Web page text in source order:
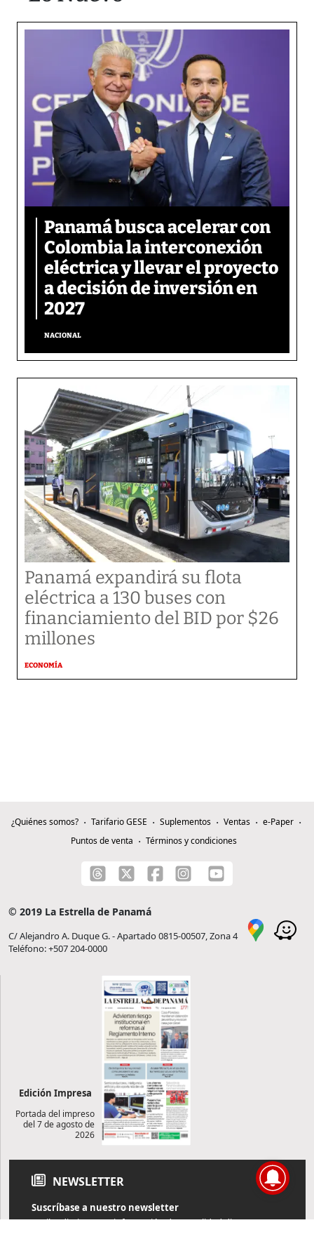
Panamá busca acelerar con
Colombia la interconexión
eléctrica y llevar el proyecto
a decisión de inversión en
2027
NACIONAL
Panamá expandirá su flota
eléctrica a 130 buses con
financiamiento del BID por $26
millones
ECONOMÍA
¿Quiénes somos? Tarifario GESE Suplementos Ventas
e-Paper
Puntos de venta
Términos y condiciones
© 2019 La Estrella de Panamá
C/ Alejandro A. Duque G. - Apartado 0815-00507, Zona 4
Teléfono: +507 204-0000
Edición Impresa
Portada del impreso
del 7 de agosto de
2026
NEWSLETTER
Suscríbase a nuestro newsletter
Reciba diariamente información de actualidad directamente en